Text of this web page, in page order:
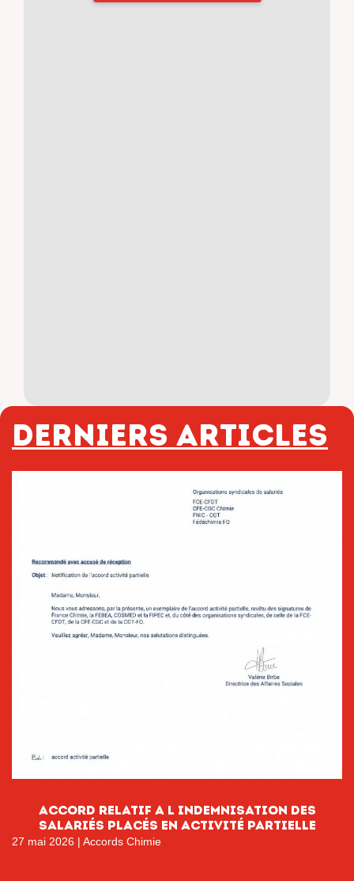
Derniers articles
ACCORD RELATIF A L INDEMNISATION DES
SALARIÉS PLACÉS EN ACTIVITÉ PARTIELLE
27 mai 2026 | Accords Chimie